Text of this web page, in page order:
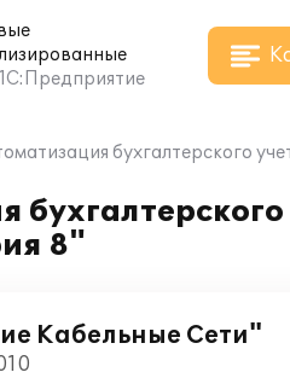
1С:Предприятие
бухгалтерского
8"
Кабельные Сети"